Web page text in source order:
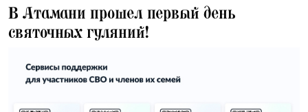
В Атамани прошел первый день
святочных гуляний!